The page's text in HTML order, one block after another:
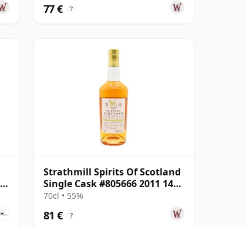
77 € ?
Strathmill Spirits Of Scotland
Single Cask #805666 2011 14
Jahre alt
70cl • 55%
81 € ?